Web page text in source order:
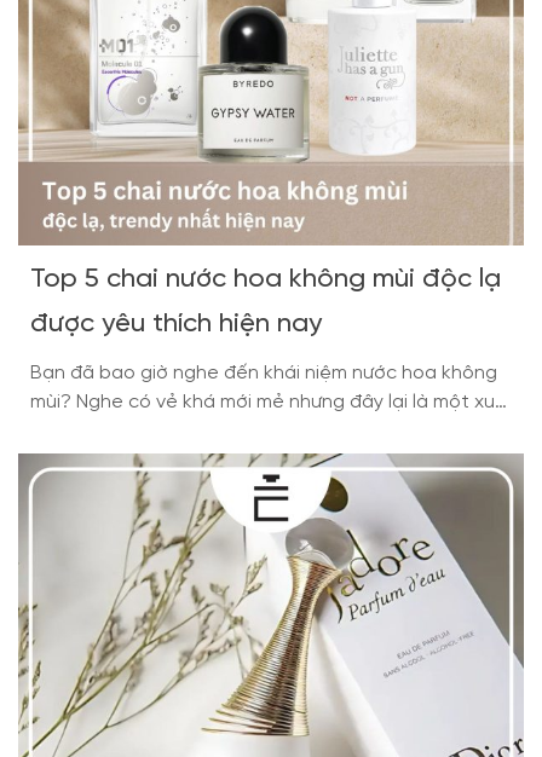
Top 5 chai nước hoa không mùi độc lạ
được yêu thích hiện nay
Bạn đã bao giờ nghe đến khái niệm nước hoa không
mùi? Nghe có vẻ khá mới mẻ nhưng đây lại là một xu
thích trong những năm gần đây. Không giống như các
loại nước hoa truyền thống với hương thơm rõ ràng,